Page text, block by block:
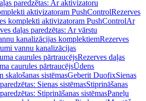
paredzētas: Ar aktivizatoru
aktivizatoram PushControlRezerves
komplekti aktivizatoram PushControlAr
daļas paredzētas: Ar vārstu
kanalizācijas komplektiemRezerves
vannu kanalizācijas
caurules pārtraucējsRezerves daļas
caurules pārtraucējsŪdens
skalošanas sistēmasGeberit DuofixSienas
Sienas sistēmasStiprināšanas
Stiprināšanas sistēmasPaneļu